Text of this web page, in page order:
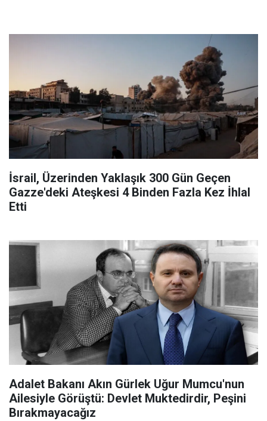
İsrail, Üzerinden Yaklaşık 300 Gün Geçen
Gazze'deki Ateşkesi 4 Binden Fazla Kez İhlal
Etti
Adalet Bakanı Akın Gürlek Uğur Mumcu'nun
Ailesiyle Görüştü: Devlet Muktedirdir, Peşini
Bırakmayacağız